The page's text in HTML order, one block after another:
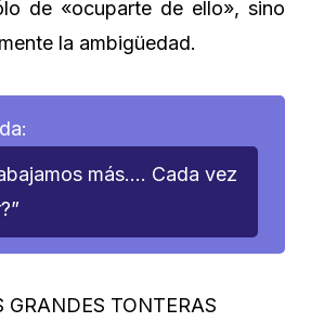
de «ocuparte de ello», sino
la ambigüedad.
más…. Cada vez
GRANDES TONTERAS